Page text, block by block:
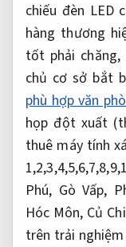
chiếu đèn LED
hàng thương
tốt phải chăng,
chủ cơ sở bắt
phù hợp văn
họp đột xuất
thuê máy tính
Phú, Gò Vấp,
Hóc Môn, Củ
trên trải